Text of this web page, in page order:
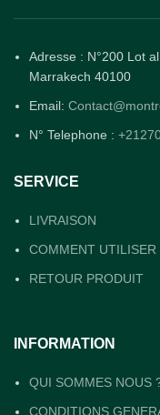
Adresse : N°200 Lot
Marrakech 40100
Email:
N° Telephone :
SERVICE
LIVRAISON
COMMENT UTILISER
RETOUR PRODUIT
INFORMATION
QUI SOMMES NOUS
CONDITIONS